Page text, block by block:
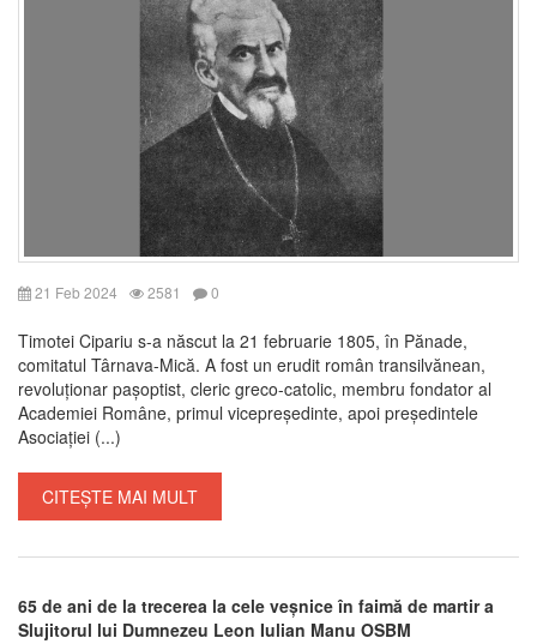
21 Feb 2024 2581 0
Timotei Cipariu s-a născut la 21 februarie 1805, în Pănade,
comitatul Târnava-Mică. A fost un erudit român transilvănean,
revoluționar pașoptist, cleric greco-catolic, membru fondator al
Academiei Române, primul vicepreședinte, apoi președintele
Asociației (...)
CITEȘTE MAI MULT
65 de ani de la trecerea la cele veșnice în faimă de martir a
Slujitorul lui Dumnezeu Leon Iulian Manu OSBM